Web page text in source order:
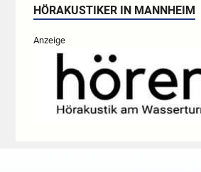
HÖRAKUSTIKER IN MANNHEIM
Anzeige